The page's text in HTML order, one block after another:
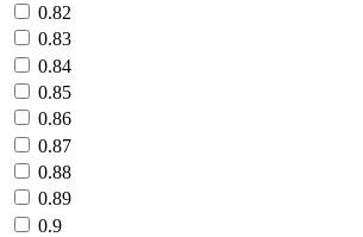
0.82
0.83
0.84
0.85
0.86
0.87
0.88
0.89
0.9